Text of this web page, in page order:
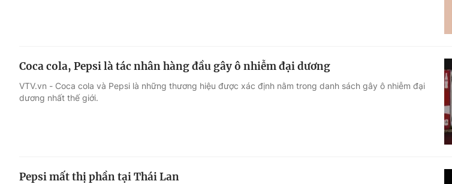
Coca cola, Pepsi là tác nhân hàng đầu gây ô nhiễm đại dương
VTV.vn - Coca cola và Pepsi là những thương hiệu được xác định nằm trong danh sách gây ô nhiễm đại
dương nhất thế giới.
Pepsi mất thị phần tại Thái Lan